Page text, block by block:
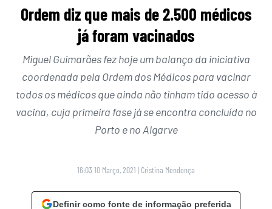
Ordem diz que mais de 2.500 médicos
já foram vacinados
Miguel Guimarães fez hoje um balanço da iniciativa
coordenada pela Ordem dos Médicos para vacinar
todos os médicos que ainda não tinham tido acesso à
vacina, cuja primeira fase já se encontra concluída no
Porto e no Algarve
16:03 10 Março, 2021 | Cristina Mendonça
Definir como fonte de informação preferida